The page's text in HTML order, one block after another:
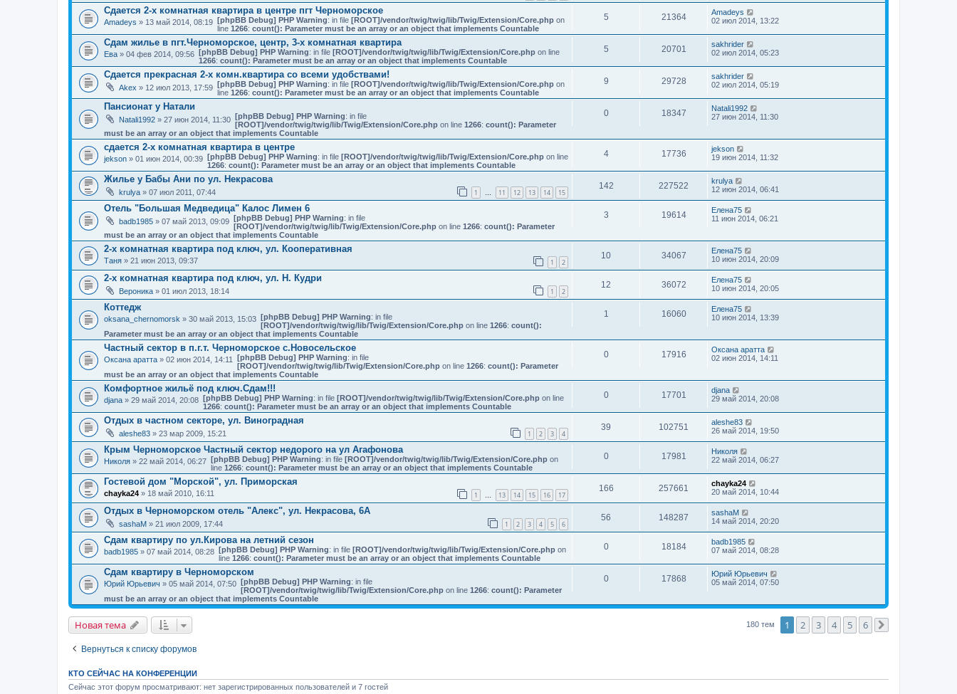
Сдается 2-х комнатная квартира в центре пгт Черноморское
Amadeys » 13 май 2014, 08:19 [phpBB Debug] PHP Warning: in file [ROOT]/vendor/twig/twig/lib/Twig/Extension/Core.phpon
line 1266: count(): Parameter must be an array or an object that implements Countable
5 21364
Amadeys
02 июл 2014, 13:22
Сдам жилье в пгт.Черноморское, центр, 3-х комнатная квартира
Ева » 04 фев 2014, 09:56 [phpBB Debug] PHP Warning: in file [ROOT]/vendor/twig/twig/lib/Twig/Extension/Core.phpon line
1266: count(): Parameter must be an array or an object that implements Countable
5 20701
sakhrider
02 июл 2014, 05:23
Сдается прекрасная 2-х комн.квартира со всеми удобствами!
Akex » 12 июл 2013, 17:59 [phpBB Debug] PHP Warning: in file [ROOT]/vendor/twig/twig/lib/Twig/Extension/Core.phpon
line 1266: count(): Parameter must be an array or an object that implements Countable
9 29728
sakhrider
02 июл 2014, 05:19
Пансионат у Натали
Natali1992 » 27 июн 2014, 11:30 [phpBB Debug] PHP Warning: in file
[ROOT]/vendor/twig/twig/lib/Twig/Extension/Core.phpon line 1266: count(): Parameter
must be an array or an object that implements Countable
0 18347
Natali1992
27 июн 2014, 11:30
сдается 2-х комнатная квартира в центре
jekson » 01 июн 2014, 00:39 [phpBB Debug] PHP Warning: in file [ROOT]/vendor/twig/twig/lib/Twig/Extension/Core.phpon line
1266: count(): Parameter must be an array or an object that implements Countable
4 17736
jekson
19 июн 2014, 11:32
Жилье у Бабы Ани по ул. Некрасова
krulya » 07 июл 2011, 07:44 1 11 12 13 14 15
142 227522
krulya
12 июн 2014, 06:41
Отель "Большая Медведица" Калос Лимен 6
badb1985 » 07 май 2013, 09:09 [phpBB Debug] PHP Warning: in file
[ROOT]/vendor/twig/twig/lib/Twig/Extension/Core.phpon line 1266: count(): Parameter
must be an array or an object that implements Countable
3 19614
Елена75
11 июн 2014, 06:21
2-х комнатная квартира под ключ, ул. Кооперативная
Таня » 21 июн 2013, 09:37 1 2
10 34067
Елена75
10 июн 2014, 20:09
2-х комнатная квартира под ключ, ул. Н. Кудри
Вероника » 01 июл 2013, 18:14 1 2
12 36072
Елена75
10 июн 2014, 20:05
Коттедж
oksana_chernomorsk » 30 май 2013, 15:03 [phpBB Debug] PHP Warning: in file
[ROOT]/vendor/twig/twig/lib/Twig/Extension/Core.phpon line 1266: count():
Parameter must be an array or an object that implements Countable
1 16060
Елена75
10 июн 2014, 13:39
Частный сектор в п.г.т. Черноморское с.Новосельское
Оксана аратта » 02 июн 2014, 14:11 [phpBB Debug] PHP Warning: in file
[ROOT]/vendor/twig/twig/lib/Twig/Extension/Core.phpon line 1266: count(): Parameter
must be an array or an object that implements Countable
0 17916
Оксана аратта
02 июн 2014, 14:11
Комфортное жильё под ключ.Сдам!!!
djana » 29 май 2014, 20:08 [phpBB Debug] PHP Warning: in file [ROOT]/vendor/twig/twig/lib/Twig/Extension/Core.phpon line
1266: count(): Parameter must be an array or an object that implements Countable
0 17701
djana
29 май 2014, 20:08
Отдых в частном секторе, ул. Виноградная
aleshe83 » 23 мар 2009, 15:21 1 2 3 4
39 102751
aleshe83
26 май 2014, 19:50
Крым Черноморское Частный сектор недорого на ул Агафонова
Николя » 22 май 2014, 06:27 [phpBB Debug] PHP Warning: in file [ROOT]/vendor/twig/twig/lib/Twig/Extension/Core.phpon
line 1266: count(): Parameter must be an array or an object that implements Countable
0 17981
Николя
22 май 2014, 06:27
Гостевой дом "Морской", ул. Приморская
chayka24 » 18 май 2010, 16:11 1 13 14 15 16 17
166 257661
chayka24
20 май 2014, 10:44
Отдых в Черноморском отель "Алекс", ул. Некрасова, 6А
sashaM » 21 июл 2009, 17:44 1 2 3 4 5 6
56 148287
sashaM
14 май 2014, 20:20
Сдам квартиру по ул.Кирова на летний сезон
badb1985 » 07 май 2014, 08:28 [phpBB Debug] PHP Warning: in file [ROOT]/vendor/twig/twig/lib/Twig/Extension/Core.phpon
line 1266: count(): Parameter must be an array or an object that implements Countable
0 18184
badb1985
07 май 2014, 08:28
Cдам квартиру в Черноморском
Юрий Юрьевич » 05 май 2014, 07:50 [phpBB Debug] PHP Warning: in file
[ROOT]/vendor/twig/twig/lib/Twig/Extension/Core.phpon line 1266: count(): Parameter
must be an array or an object that implements Countable
0 17868
Юрий Юрьевич
05 май 2014, 07:50
Новая тема 180 тем 1 2 3 4 5 6
Вернуться к списку форумов
КТО СЕЙЧАС НА КОНФЕРЕНЦИИ
Сейчас этот форум просматривают: нет зарегистрированных пользователей и 7 гостей